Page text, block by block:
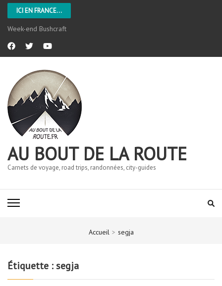
ICI EN FRANCE...
Week-end Bushcraft
AU BOUT DE LA ROUTE
Carnets de voyage, road trips, randonnées, city-guides
Accueil > segja
Étiquette :segja